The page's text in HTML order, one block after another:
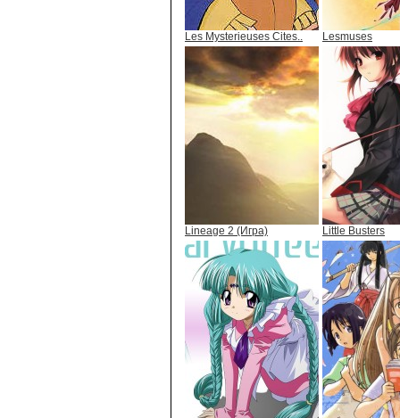
Les Mysterieuses Cites.. Lesmuses
Lineage 2 (Игра) Little Busters